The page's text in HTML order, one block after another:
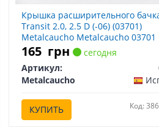
Крышка расширительного
Transit 2.0, 2.5 D (-06) (03701)
Metalcaucho Metalcaucho 03701
165 грн
сегодня
Артикул:
Metalcaucho
КУПИТЬ Код: